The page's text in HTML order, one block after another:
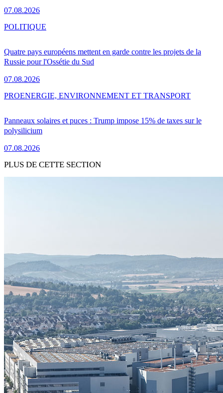
07.08.2026
Quatre pays européens mettent en garde contre les projets de la
Russie pour l'Ossétie du Sud
07.08.2026
POLITIQUE
Panneaux solaires et puces : Trump impose 15% de taxes sur le
polysilicium
07.08.2026
PROENERGIE, ENVIRONNEMENT ET TRANSPORT
PLUS DE CETTE SECTION